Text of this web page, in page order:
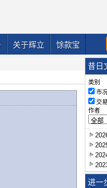
关于辉立 馀款宝
昔日
类别
市
交
作者
进一